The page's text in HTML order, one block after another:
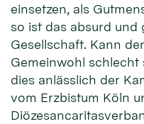
einsetzen, als
so ist das absurd und
Gesellschaft. Kann
Gemeinwohl schlecht
dies anlässlich der
vom Erzbistum Köln